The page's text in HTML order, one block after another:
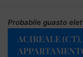
Probabile guasto
ACIREALE